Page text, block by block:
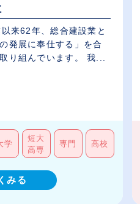
来62年、総合建設業と
発展に奉仕する」を合
り組んでいます。 我...
学
短大
高専
専門 高校
みる